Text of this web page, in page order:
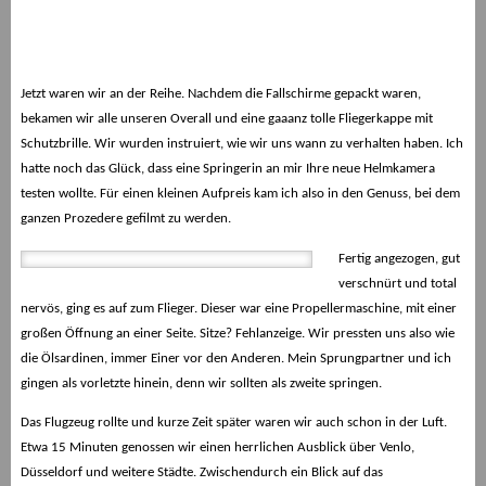
Jetzt waren wir an der Reihe. Nachdem die Fallschirme gepackt waren,
bekamen wir alle unseren Overall und eine gaaanz tolle Fliegerkappe mit
Schutzbrille. Wir wurden instruiert, wie wir uns wann zu verhalten haben. Ich
hatte noch das Glück, dass eine Springerin an mir Ihre neue Helmkamera
testen wollte. Für einen kleinen Aufpreis kam ich also in den Genuss, bei dem
ganzen Prozedere gefilmt zu werden.
Fertig angezogen, gut
verschnürt und total
nervös, ging es auf zum Flieger. Dieser war eine Propellermaschine, mit einer
großen Öffnung an einer Seite. Sitze? Fehlanzeige. Wir pressten uns also wie
die Ölsardinen, immer Einer vor den Anderen. Mein Sprungpartner und ich
gingen als vorletzte hinein, denn wir sollten als zweite springen.
Das Flugzeug rollte und kurze Zeit später waren wir auch schon in der Luft.
Etwa 15 Minuten genossen wir einen herrlichen Ausblick über Venlo,
Düsseldorf und weitere Städte. Zwischendurch ein Blick auf das